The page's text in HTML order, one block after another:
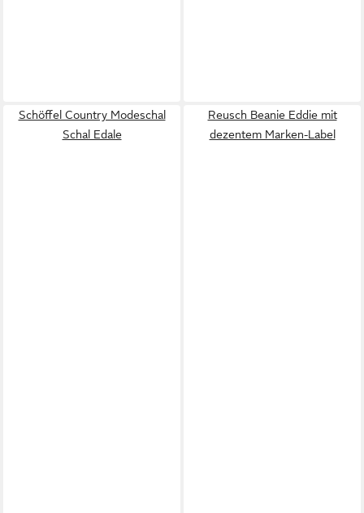
Schöffel Country Modeschal
Schal Edale
Reusch Beanie Eddie mit
dezentem Marken-Label